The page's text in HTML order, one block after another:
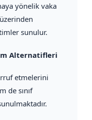
yönelik vaka
sunulur.
Alternatifleri
etmelerini
de sınıf